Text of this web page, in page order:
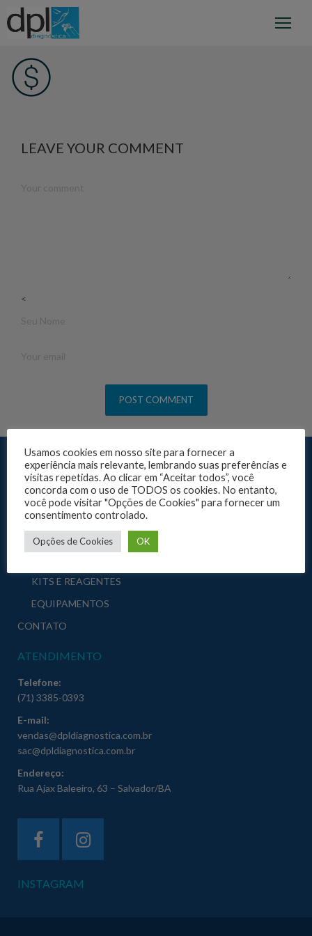
LEAVE YOUR COMMENT
<
A EMPRESA
HOME
QUEM SOMOS
ASSISTÊNCIA TÉCNICA
KITS E REAGENTES
EQUIPAMENTOS
CONTATO
ATENDIMENTO
Telefone:
(71) 3385-0393
E-mail:
vendas@dpldiagnostica.com.br
sac@dpldiagnostica.com.br
Endereço:
Rua Ajax Baleeiro, 63 – Salvador/BA
INSTAGRAM
Usamos cookies em nosso site para fornecer a
experiência mais relevante, lembrando suas preferências e
visitas repetidas. Ao clicar em “Aceitar todos”, você
concorda com o uso de TODOS os cookies. No entanto,
você pode visitar "Opções de Cookies" para fornecer um
consentimento controlado.
Opções de Cookies OK